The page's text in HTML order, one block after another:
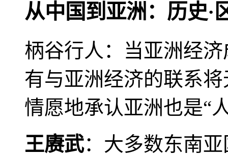
从中国到亚洲：历史·
柄谷行人：当亚洲经
有与亚洲经济的联系
情愿地承认亚洲也是“
王赓武：大多数东南